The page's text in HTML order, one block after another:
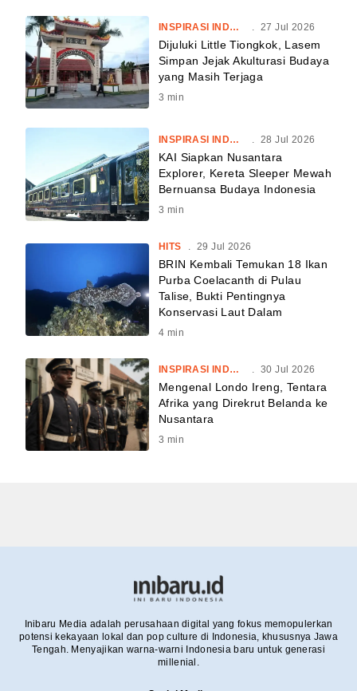
INSPIRASI INDONESIA . 27 Jul 2026
Dijuluki Little Tiongkok, Lasem
Simpan Jejak Akulturasi Budaya
yang Masih Terjaga
3 min
INSPIRASI INDONESIA 28 Jul 2026
KAI Siapkan Nusantara
Explorer, Kereta Sleeper Mewah
Bernuansa Budaya Indonesia
3 min
HITS 29 Jul 2026
BRIN Kembali Temukan 18 Ikan
Purba Coelacanth di Pulau
Talise, Bukti Pentingnya
Konservasi Laut Dalam
4 min
INSPIRASI INDONESIA 30 Jul 2026
Mengenal Londo Ireng, Tentara
Afrika yang Direkrut Belanda ke
Nusantara
3 min
Inibaru Media adalah perusahaan digital yang fokus memopulerkan
potensi kekayaan lokal dan pop culture di Indonesia, khususnya Jawa
Tengah. Menyajikan warna-warni Indonesia baru untuk generasi
millenial.